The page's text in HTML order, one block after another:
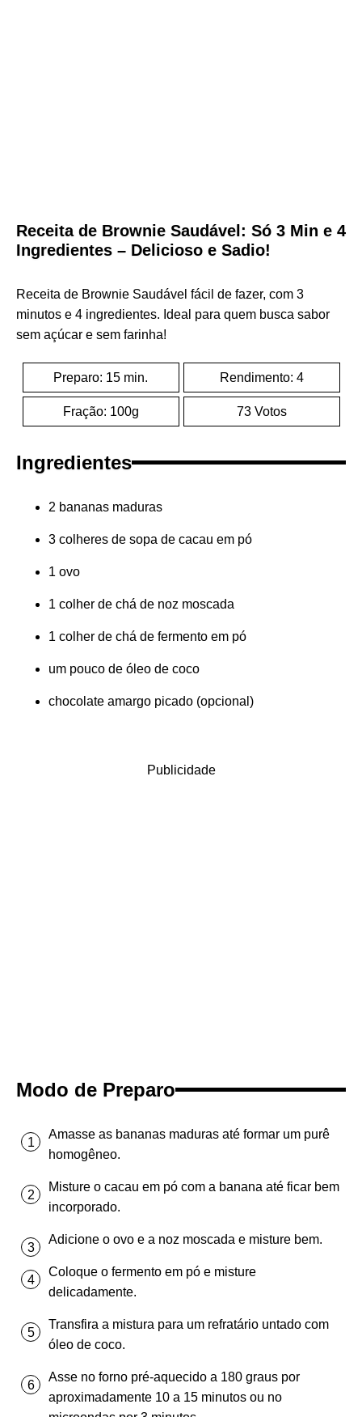
Receita de Brownie Saudável: Só 3 Min e 4
Ingredientes – Delicioso e Sadio!
Receita de Brownie Saudável fácil de fazer, com 3
minutos e 4 ingredientes. Ideal para quem busca sabor
sem açúcar e sem farinha!
Preparo: 15 min. Rendimento: 4
Fração: 100g 73 Votos
Ingredientes
2 bananas maduras
3 colheres de sopa de cacau em pó
1 ovo
1 colher de chá de noz moscada
1 colher de chá de fermento em pó
um pouco de óleo de coco
chocolate amargo picado (opcional)
Publicidade
Modo de Preparo
Amasse as bananas maduras até formar um purê
homogêneo.
Misture o cacau em pó com a banana até ficar bem
incorporado.
Adicione o ovo e a noz moscada e misture bem.
Coloque o fermento em pó e misture
delicadamente.
Transfira a mistura para um refratário untado com
óleo de coco.
Asse no forno pré-aquecido a 180 graus por
aproximadamente 10 a 15 minutos ou no